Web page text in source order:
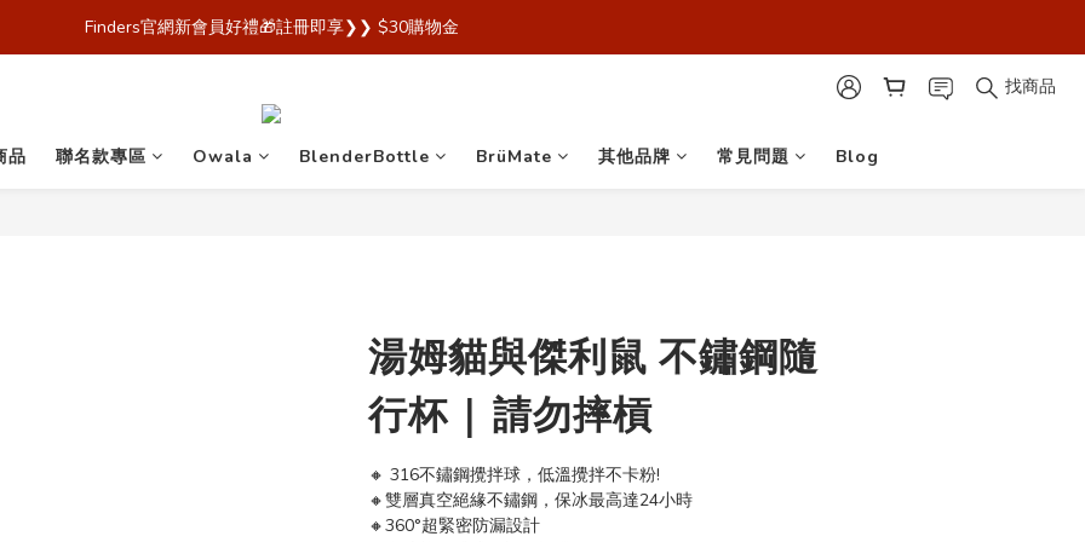
Finders🎉【Blender Bottle x Owala 台灣官方代理直營商城，購買最安心！】
Finders官網新會員好禮🎁註冊即享❯❯ $30購物金
找商品
品 聯名款專區 Owala BlenderBottle BrüMate 其他品牌 常見問題 Blog
湯姆貓與傑利鼠 不鏽鋼隨
行杯 | 請勿摔槓
🔸 316不鏽鋼攪拌球，低溫攪拌不卡粉!
🔸雙層真空絕緣不鏽鋼，保冰最高達24小時
🔸360°超緊密防漏設計